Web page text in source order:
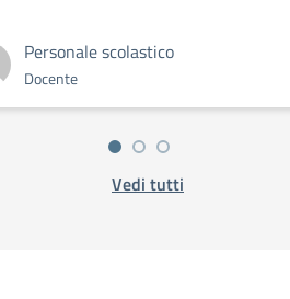
Personale scolastico
Docente
Vedi tutti